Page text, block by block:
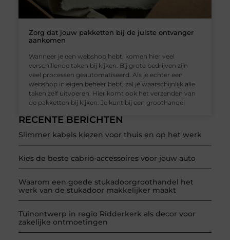
RECENTE BERICHTEN
Slimmer kabels kiezen voor thuis en op het werk
Kies de beste cabrio-accessoires voor jouw auto
Waarom een goede stukadoorgroothandel het
werk van de stukadoor makkelijker maakt
Tuinontwerp in regio Ridderkerk als decor voor
zakelijke ontmoetingen
Zorg dat jouw pakketten bij de juiste ontvanger
aankomen
Wanneer je een webshop hebt, komen hier veel
verschillende taken bij kijken. Bij grote bedrijven zijn
veel processen geautomatiseerd. Als je echter een
webshop in eigen beheer hebt, zal je waarschijnlijk alle
taken zelf uitvoeren. Hier komt ook het verzenden van
de pakketten bij kijken. Je kunt bij een groothandel